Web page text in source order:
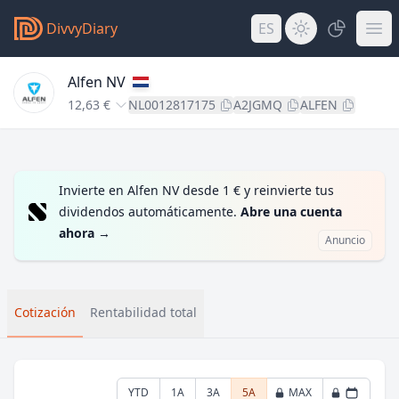
DivvyDiary ES
Alfen NV
12,63 € NL0012817175 A2JGMQ ALFEN
Invierte en Alfen NV desde 1 € y reinvierte tus
dividendos automáticamente. Abre una cuenta
ahora → Anuncio
Cotización Rentabilidad total
YTD 1A 3A 5A MAX